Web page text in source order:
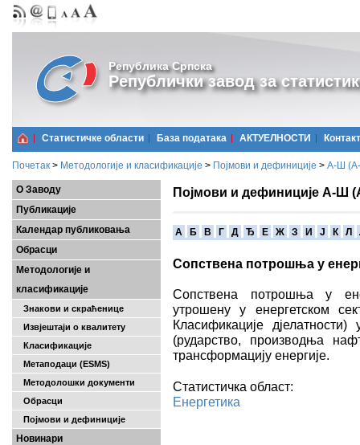
Република Српска
Републички завод за
Статистичке области Базa података АКТУЕЛНОСТИ Контакт
Почетак > Методологије и класификације > Појмови и дефиниције > А-Ш
О Заводу
Публикације
Календар публиковања
Обрасци
Методологије и
класификације
Знакови и скраћенице
Извјештаји о квалитету
Класификације
Метаподаци (ESMS)
Методолошки документи
Обрасци
Појмови и дефиниције
Новинари
Појмови и дефиниције А-Ш
A Б В Г Д Ђ Е Ж З И Ј К Л
Сопствена потрошња у
Сопствена потрошња у
утрошену у енергетском
Класификације
(рударство, производња
трансформацију енергије.
Статистичка област:
Енергетика